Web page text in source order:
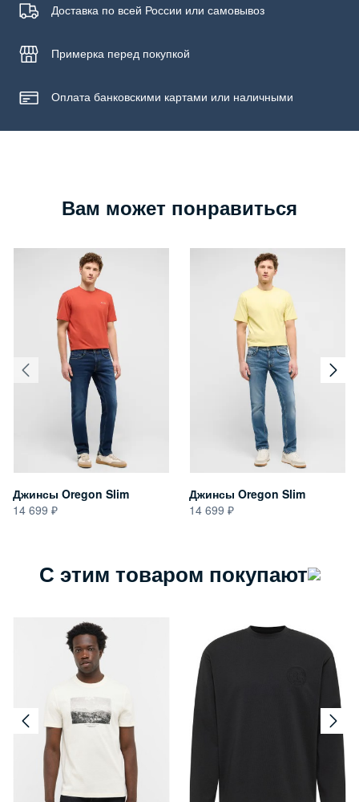
Доставка по всей России или самовывоз
Примерка перед покупкой
Оплата банковскими картами или наличными
Вам может понравиться
Джинсы Oregon Slim
14 699
Джинсы Oregon Slim
14 699
С этим товаром покупают